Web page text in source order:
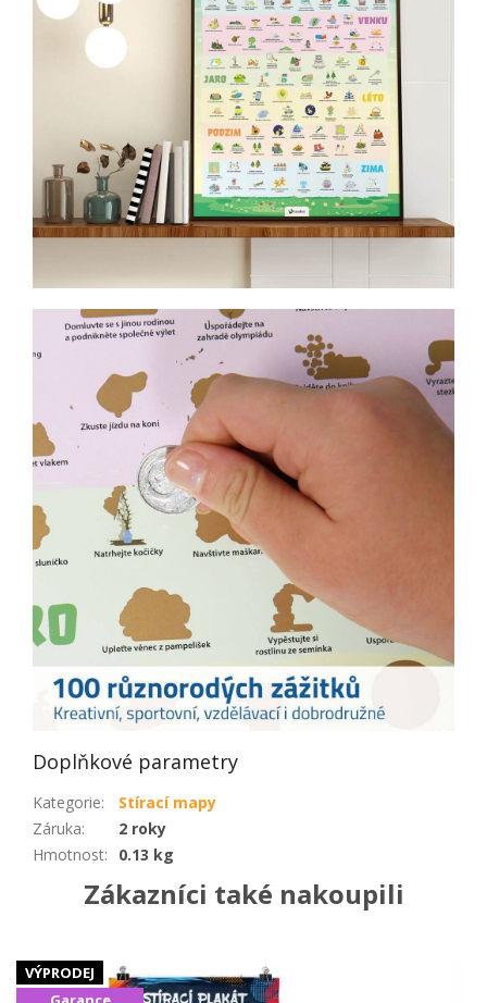
Doplňkové parametry
Kategorie:
Stírací mapy
Záruka:
2 roky
Hmotnost: 0.13 kg
Zákazníci také nakoupili
VÝPRODEJ